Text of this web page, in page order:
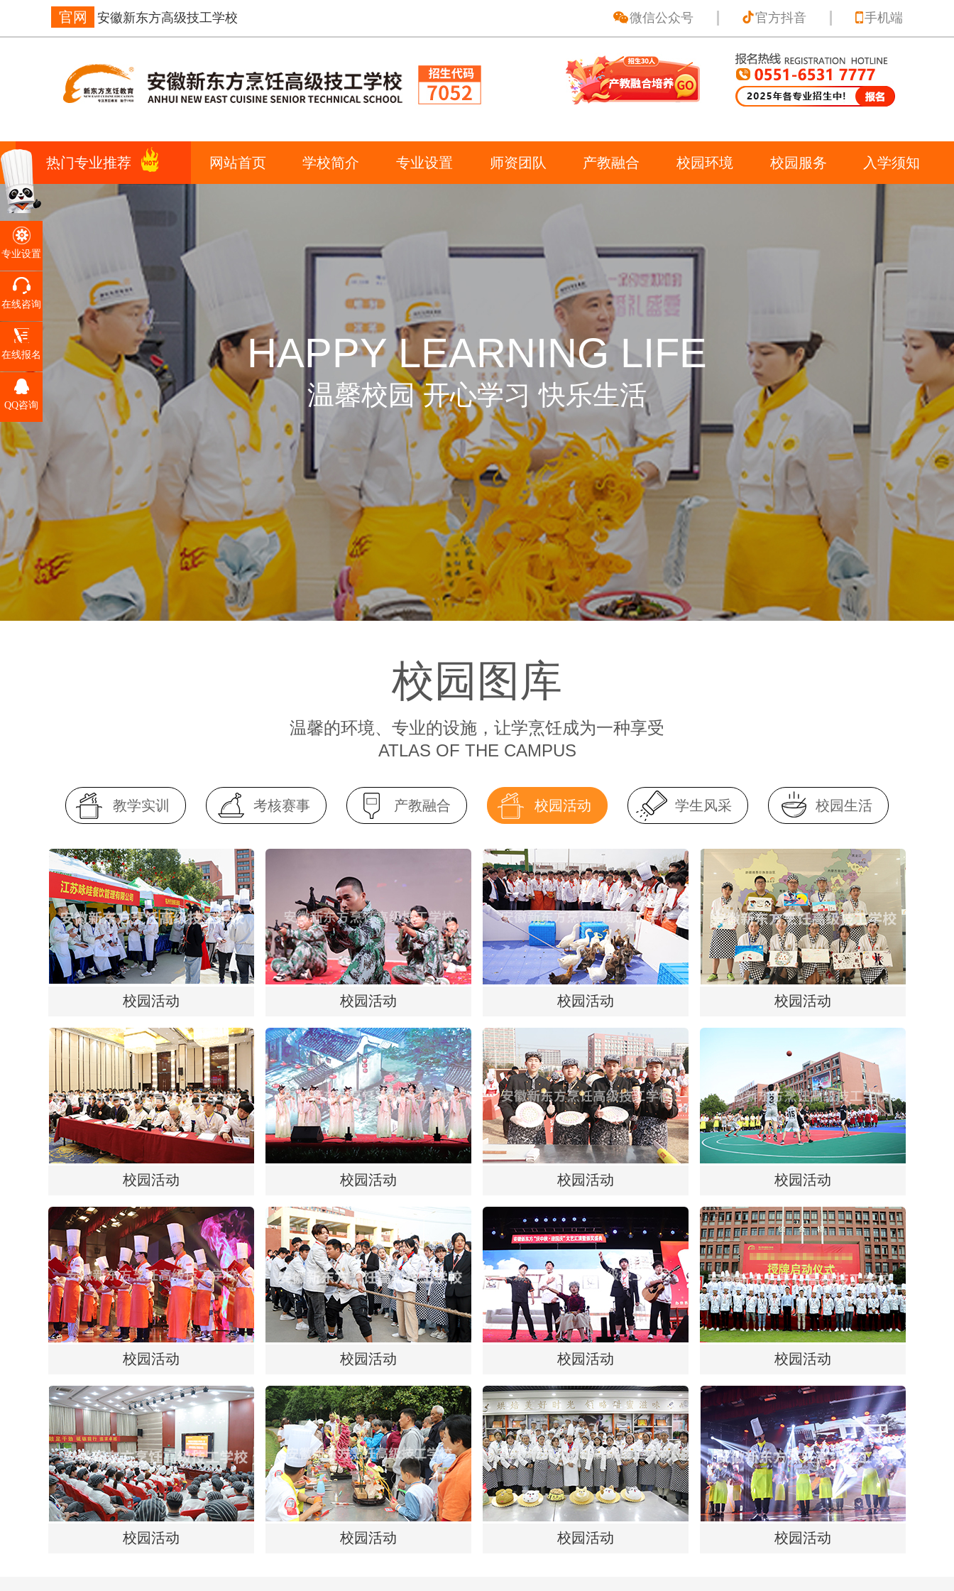
官网 安徽新东方高级技工学校 微信公众号 官方抖音 手机端
热门专业推荐 网站首页 学校简介 专业设置 师资团队 产教融合 校园环境 校园服务 入学须知
HAPPY LEARNING LIFE
温馨校园 开心学习 快乐生活
校园图库
温馨的环境、专业的设施，让学烹饪成为一种享受
ATLAS OF THE CAMPUS
教学实训 考核赛事 产教融合 校园活动 学生风采 校园生活
校园活动 校园活动 校园活动 校园活动
校园活动 校园活动 校园活动 校园活动
校园活动 校园活动 校园活动 校园活动
校园活动 校园活动 校园活动 校园活动
专业设置
在线咨询
在线报名
QQ咨询